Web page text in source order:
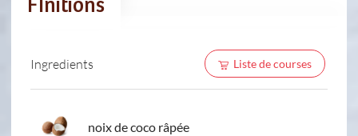
FInitions
Ingredients Liste de courses
noix de coco râpée